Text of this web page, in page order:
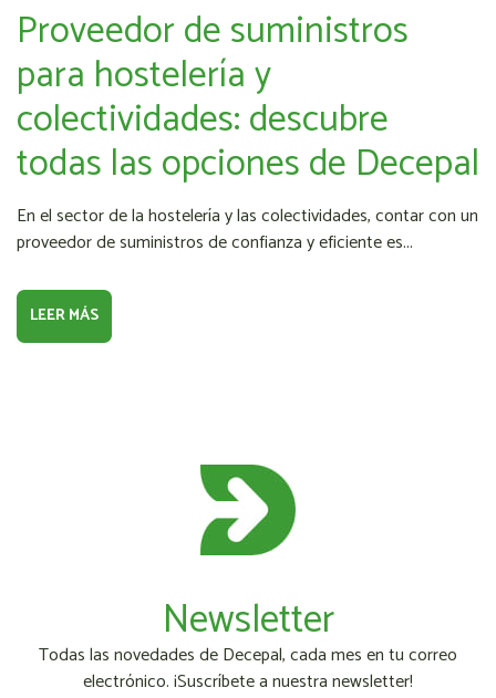
Proveedor de suministros
para hostelería y
colectividades: descubre
todas las opciones de Decepal
En el sector de la hostelería y las colectividades, contar con un
proveedor de suministros de confianza y eficiente es...
LEER MÁS
Newsletter
Todas las novedades de Decepal, cada mes en tu correo
electrónico. ¡Suscríbete a nuestra newsletter!